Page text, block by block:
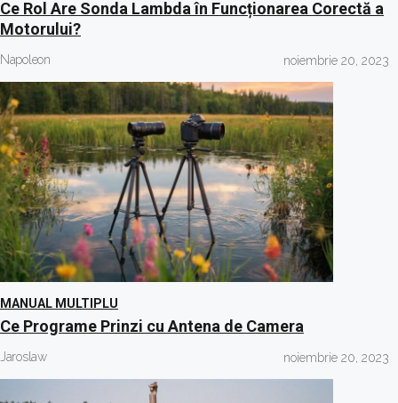
Ce Rol Are Sonda Lambda în Funcționarea Corectă a
Motorului?
Napoleon noiembrie 20, 2023
MANUAL MULTIPLU
Ce Programe Prinzi cu Antena de Camera
Jaroslaw noiembrie 20, 2023